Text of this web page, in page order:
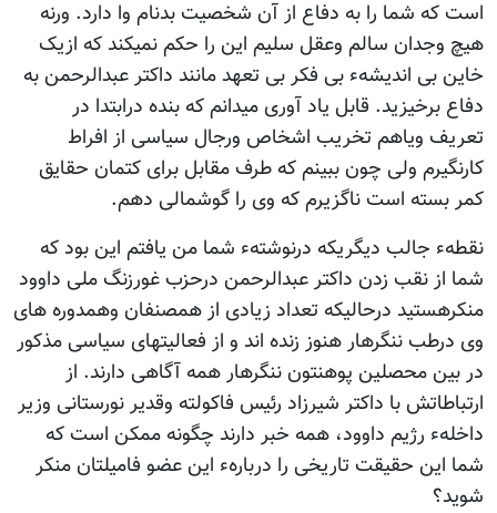
است که شما را به دفاع از آن شخصیت بدنام وا دارد. ورنه
هیچ وجدان سالم وعقل سلیم این را حکم نمیکند که ازیک
خاین بی اندیشهء بی فکر بی تعهد مانند داکتر عبدالرحمن به
دفاع برخیزید. قابل یاد آوری میدانم که بنده درابتدا در
تعریف ویاهم تخریب اشخاص ورجال سیاسی از افراط
کارنگیرم ولی چون ببینم که طرف مقابل برای کتمان حقایق
کمر بسته است ناگزیرم که وی را گوشمالی دهم.
نقطهء جالب دیگریکه درنوشتهء شما من یافتم این بود که
شما از نقب زدن داکتر عبدالرحمن درحزب غورزنگ ملی داوود
منکرهستید درحالیکه تعداد زیادی از همصنفان وهمدوره های
وی درطب ننگرهار هنوز زنده اند و از فعالیتهای سیاسی مذکور
در بین محصلین پوهنتون ننگرهار همه آگاهی دارند. از
ارتباطاتش با داکتر شیرزاد رئیس فاکولته وقدیر نورستانی وزیر
داخلهء رژیم داوود، همه خبر دارند چگونه ممکن است که
شما این حقیقت تاریخی را دربارهء این عضو فامیلتان منکر
شوید؟